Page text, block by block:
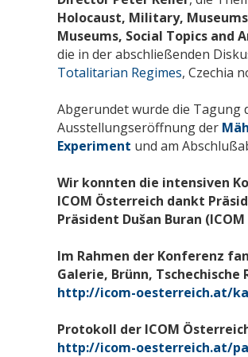
Holocaust, Military,
Museums, Social Topics and
die in der abschließenden
Totalitarian Regimes, Czechia
Abgerundet wurde die Tagung
Ausstellungseröffnung der
Experiment und am
Wir konnten die intensiven
ICOM Österreich dankt
Präsident Dušan Buran
Im Rahmen der Konferenz
Galerie, Brünn, Tschechische
http://icom-oesterreich.at/
Protokoll der ICOM
http://icom-oesterreich.at/